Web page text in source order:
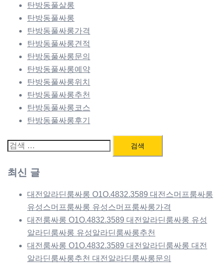
탄방동풀살롱
탄방동풀싸롱
탄방동풀싸롱가격
탄방동풀싸롱견적
탄방동풀싸롱문의
탄방동풀싸롱예약
탄방동풀싸롱위치
탄방동풀싸롱추천
탄방동풀싸롱코스
탄방동풀싸롱후기
검
최신 글
대전알라딘룸싸롱 O1O.4832.3589 대전스머프룸싸롱
유성스머프룸싸롱 유성스머프룸싸롱가격
대전룸싸롱 O1O.4832.3589 대전알라딘룸싸롱 유성
알라딘룸싸롱 유성알라딘룸싸롱추천
대전룸싸롱 O1O.4832.3589 대전알라딘룸싸롱 대전
알라딘룸싸롱추천 대전알라딘룸싸롱문의